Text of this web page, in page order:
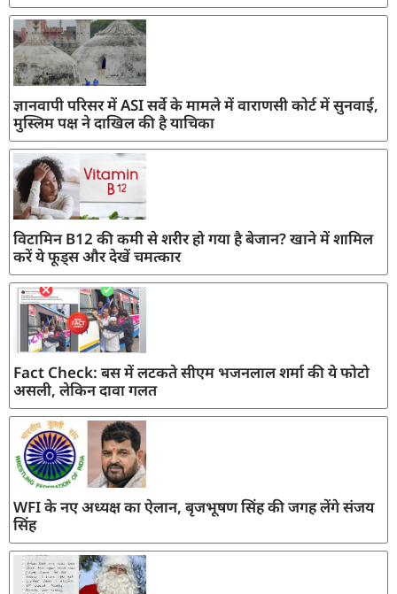
ज्ञानवापी परिसर में ASI सर्वे के मामले में वाराणसी कोर्ट में सुनवाई,
मुस्लिम पक्ष ने दाखिल की है याचिका
विटामिन B12 की कमी से शरीर हो गया है बेजान? खाने में शामिल
करें ये फूड्स और देखें चमत्कार
Fact Check: बस में लटकते सीएम भजनलाल शर्मा की ये फोटो
असली, लेकिन दावा गलत
WFI के नए अध्यक्ष का ऐलान, बृजभूषण सिंह की जगह लेंगे संजय
सिंह